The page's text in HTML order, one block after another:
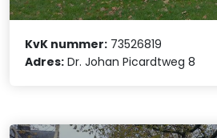
KvK nummer: 73526819
Adres: Dr. Johan Picardtweg 8